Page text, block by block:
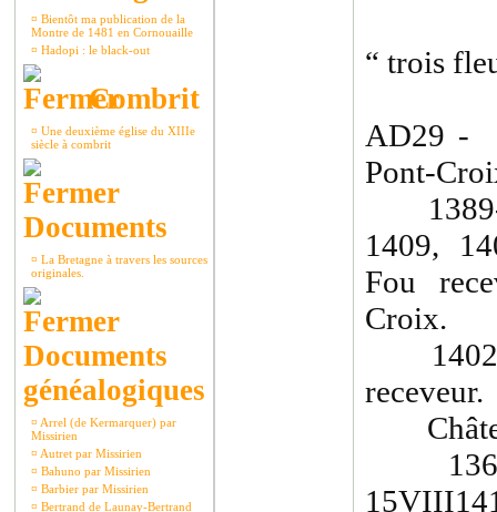
¤ Bientôt ma publication de la
Montre de 1481 en Cornouaille
¤ Hadopi : le black-out
Combrit
¤ Une deuxième église du XIIIe
siècle à combrit
Documents
¤ La Bretagne à travers les sources
originales.
Documents
généalogiques
¤ Arrel (de Kermarquer) par
Missirien
¤ Autret par Missirien
¤ Bahuno par Missirien
¤ Barbier par Missirien
¤ Bertrand de Launay-Bertrand
“ trois
AD29
Pont-
1389-
1409,
Fou
Croix.
1402-
receveur.
1366-